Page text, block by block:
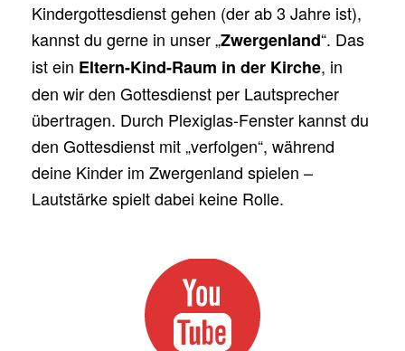
Kindergottesdienst gehen (der ab 3 Jahre ist),
kannst du gerne in unser „Zwergenland“. Das
ist ein Eltern-Kind-Raum in der Kirche, in
den wir den Gottesdienst per Lautsprecher
übertragen. Durch Plexiglas-Fenster kannst du
den Gottesdienst mit „verfolgen“, während
deine Kinder im Zwergenland spielen –
Lautstärke spielt dabei keine Rolle.